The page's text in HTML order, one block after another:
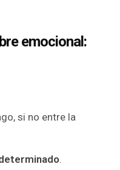
emocional:
si no entre la
.